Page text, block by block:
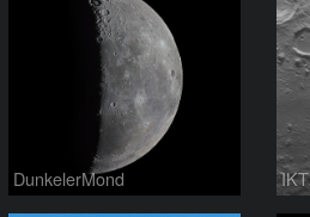
DunkelerMond